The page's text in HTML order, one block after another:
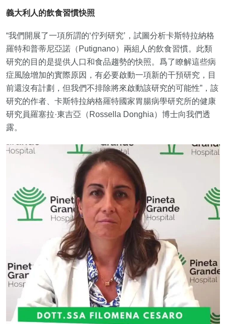
義大利人的飲食習慣快照
“我們開展了一項所謂的‘佇列研究’，試圖分析卡斯特拉納格
羅特和普蒂尼亞諾（Putignano）兩組人的飲食習慣。此類
研究的目的是提供人口和食品趨勢的快照。爲了瞭解這些病
症風險增加的實際原因，有必要啟動一項新的干預研究，目
前還沒有計劃，但我們不排除將來啟動該研究的可能性”，該
研究的作者、卡斯特拉納格羅特國家胃腸病學研究所的健康
研究員羅塞拉·東吉亞（Rossella Donghia）博士向我們透
露。